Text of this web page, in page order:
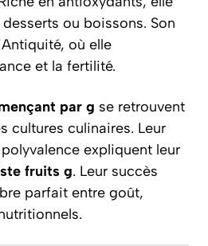
ou boissons. Son
où elle
et la fertilité.
par g se retrouvent
cultures culinaires. Leur
expliquent leur
fruits g. Leur succès
parfait entre goût,